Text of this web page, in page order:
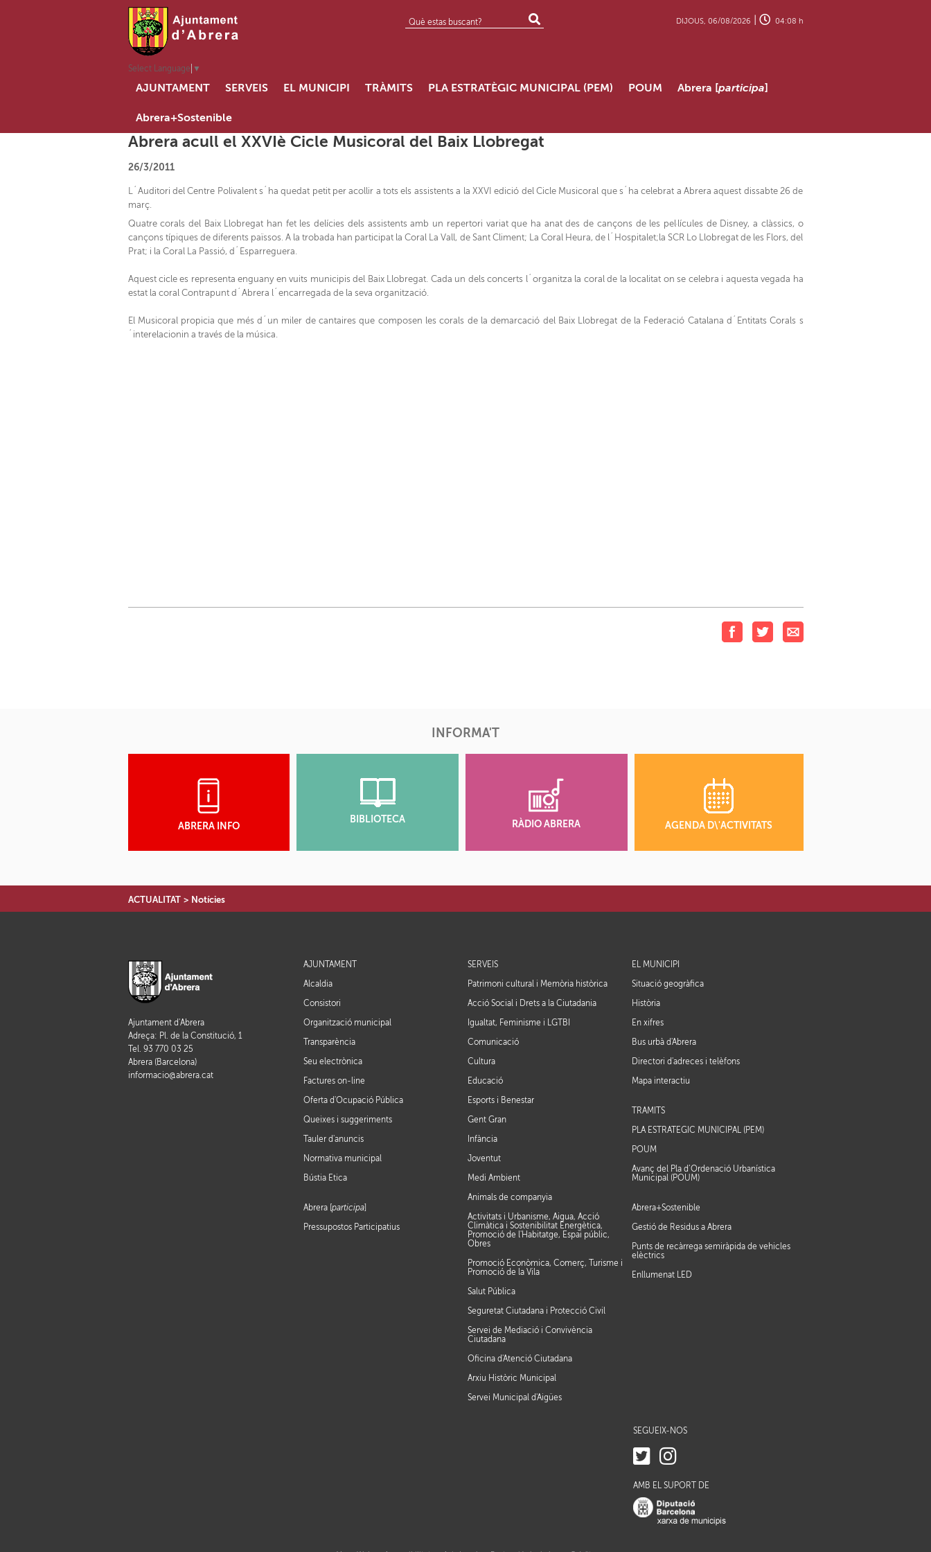
Select Language ▼
DIJOUS, 06/08/2026 | 04:08 h
AJUNTAMENT SERVEIS EL MUNICIPI TRÀMITS PLA ESTRATÈGIC MUNICIPAL (PEM) POUM Abrera [participa]
Abrera+Sostenible
Abrera acull el XXVIè Cicle Musicoral del Baix Llobregat
26/3/2011
L´Auditori del Centre Polivalent s´ha quedat petit per acollir a tots els assistents a la XXVI edició del Cicle Musicoral que s´ha celebrat a Abrera aquest dissabte 26 de
març.
Quatre corals del Baix Llobregat han fet les delícies dels assistents amb un repertori variat que ha anat des de cançons de les pel·lícules de Disney, a clàssics, o
cançons típiques de diferents païssos. A la trobada han participat la Coral La Vall, de Sant Climent; La Coral Heura, de l´Hospitalet;la SCR Lo Llobregat de les Flors, del
Prat; i la Coral La Passió, d´Esparreguera.
Aquest cicle es representa enguany en vuits municipis del Baix Llobregat. Cada un dels concerts l´organitza la coral de la localitat on se celebra i aquesta vegada ha
estat la coral Contrapunt d´Abrera l´encarregada de la seva organització.
El Musicoral propicia que més d´un miler de cantaires que composen les corals de la demarcació del Baix Llobregat de la Federació Catalana d´Entitats Corals s
´interelacionin a través de la música.
INFORMA'T
ABRERA INFO
BIBLIOTECA RÀDIO ABRERA AGENDA D\'ACTIVITATS
ACTUALITAT > Notícies
Ajuntament d'Abrera
Adreça: Pl. de la Constitució, 1
Tel. 93 770 03 25
Abrera (Barcelona)
informacio@abrera.cat
AJUNTAMENT
Alcaldia
Consistori
Organització municipal
Transparència
Seu electrònica
Factures on-line
Oferta d'Ocupació Pública
Queixes i suggeriments
Tauler d'anuncis
Normativa municipal
Bústia Ètica
SERVEIS
Patrimoni cultural i Memòria històrica
Acció Social i Drets a la Ciutadania
Igualtat, Feminisme i LGTBI
Comunicació
Cultura
Educació
Esports i Benestar
Gent Gran
Infància
Joventut
Medi Ambient
Animals de companyia
Activitats i Urbanisme, Aigua, Acció
Climàtica i Sostenibilitat Energètica,
Promoció de l'Habitatge, Espai públic,
Obres
Promoció Econòmica, Comerç, Turisme i
Promoció de la Vila
Salut Pública
Seguretat Ciutadana i Protecció Civil
Servei de Mediació i Convivència
Ciutadana
Oficina d'Atenció Ciutadana
Arxiu Històric Municipal
Servei Municipal d'Aigües
EL MUNICIPI
Situació geogràfica
Història
En xifres
Bus urbà d'Abrera
Directori d'adreces i telèfons
Mapa interactiu
TRÀMITS
PLA ESTRATÈGIC MUNICIPAL (PEM)
POUM
Avanç del Pla d’Ordenació Urbanística
Municipal (POUM)
Abrera [ participa
Pressupostos Participatius
Abrera+Sostenible
Gestió de Residus a Abrera
Punts de recàrrega semiràpida de vehicles
elèctrics
Enllumenat LED
SEGUEIX-NOS
AMB EL SUPORT DE